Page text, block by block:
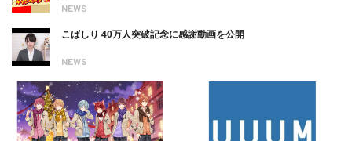
NEWS
NEWS
こばしり 40万人突破記念に感謝動画を公開